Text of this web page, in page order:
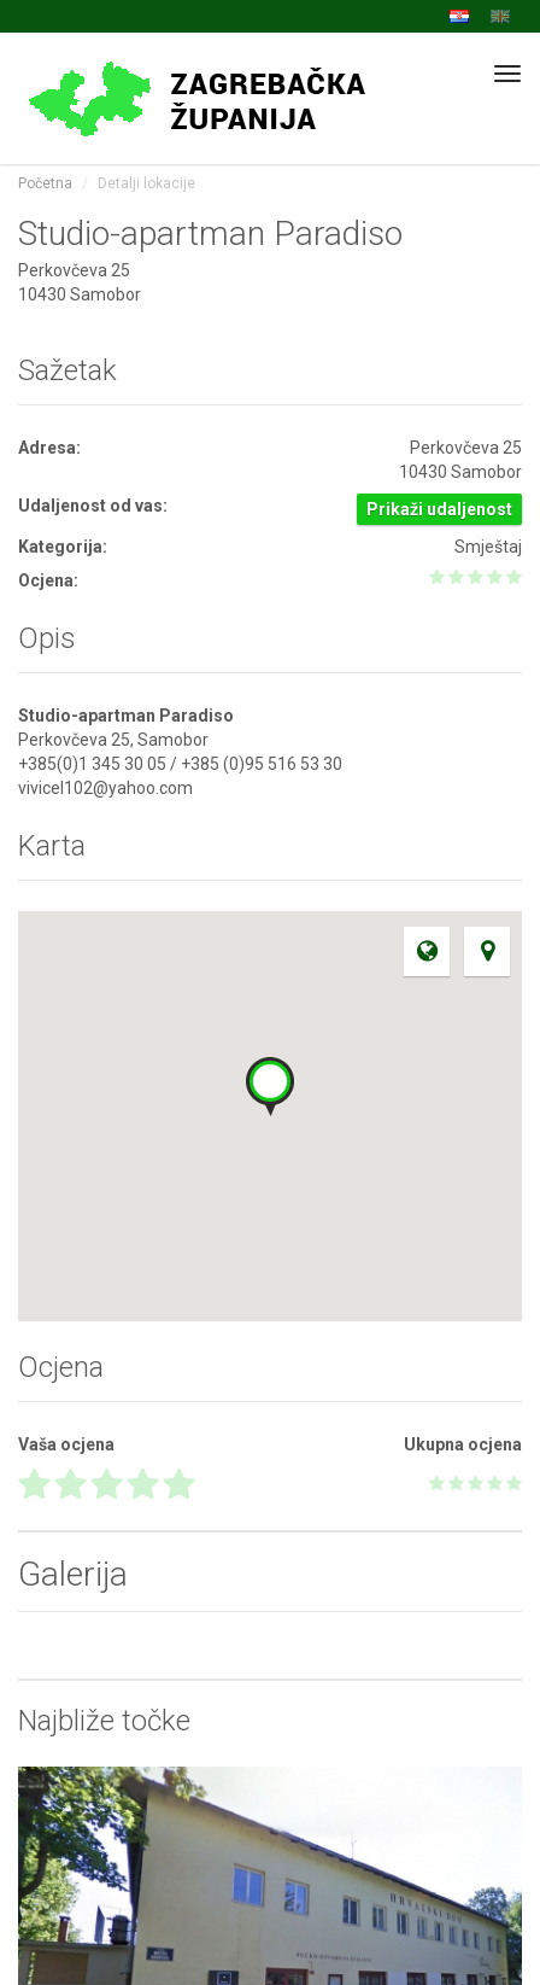
Početna Detalji lokacije
Studio-apartman Paradiso
Perkovčeva 25
10430 Samobor
Sažetak
Adresa:
Perkovčeva 25
10430 Samobor
Udaljenost od vas:
Prikaži udaljenost
Kategorija:
Smještaj
Ocjena:
Opis
Studio-apartman Paradiso
Perkovčeva 25, Samobor
+385(0)1 345 30 05 / +385 (0)95 516 53 30
vivicel102@yahoo.com
Karta
Ocjena
Vaša ocjena Ukupna ocjena
Galerija
Najbliže točke